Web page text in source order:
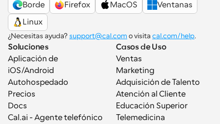
Borde
Firefox MacOS
Ventanas
Linux
¿Necesitas ayuda? support@cal.com o visita cal.com/help.
Soluciones
Aplicación de
iOS/Android
Autohospedado
Precios
Docs
Cal.ai - Agente telefónico
Casos de Uso
Ventas
Marketing
Adquisición de Talento
Atención al Cliente
Educación Superior
Telemedicina